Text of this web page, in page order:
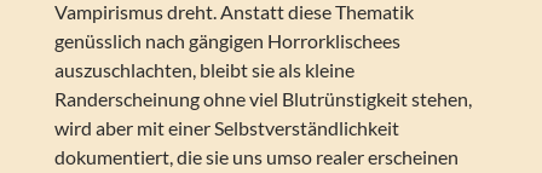
Vampirismus dreht. Anstatt diese Thematik
genüsslich nach gängigen Horrorklischees
auszuschlachten, bleibt sie als kleine
Randerscheinung ohne viel Blutrünstigkeit stehen,
wird aber mit einer Selbstverständlichkeit
dokumentiert, die sie uns umso realer erscheinen